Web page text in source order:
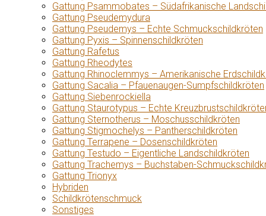
Gattung Psammobates – Südafrikanische
Gattung Pseudemydura
Gattung Pseudemys – Echte Schmuckschildkröten
Gattung Pyxis – Spinnenschildkröten
Gattung Rafetus
Gattung Rheodytes
Gattung Rhinoclemmys – Amerikanische
Gattung Sacalia – Pfauenaugen-Sumpfschildkröten
Gattung Siebenrockiella
Gattung Staurotypus – Echte
Gattung Sternotherus – Moschusschildkröten
Gattung Stigmochelys – Pantherschildkröten
Gattung Terrapene – Dosenschildkröten
Gattung Testudo – Eigentliche Landschildkröten
Gattung Trachemys – Buchstaben-
Gattung Trionyx
Hybriden
Schildkrötenschmuck
Sonstiges